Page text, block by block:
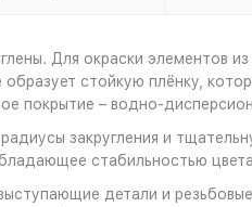
Для окраски элементов
стойкую плёнку,
покрытие – водно-
закругления и
стабильностью
детали и